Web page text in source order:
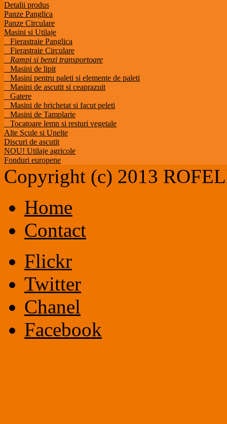
Detalii produs
Panze Panglica
Panze Circulare
Masini si Utilaje
Fierastraie Panglica
Fierastraie Circulare
Rampi si benzi transportoare
Masini de lipit
Masini pentru paleti si elemente de paleti
Masini de ascutit si ceaprazuit
Gatere
Masini de brichetat si facut peleti
Masini de Tamplarie
Tocatoare lemn si resturi vegetale
Alte Scule si Unelte
Discuri de ascutit
NOU! Utilaje agricole
Fonduri europene
Copyright (c) 2013
Home
Contact
Flickr
Twitter
Chanel
Facebook